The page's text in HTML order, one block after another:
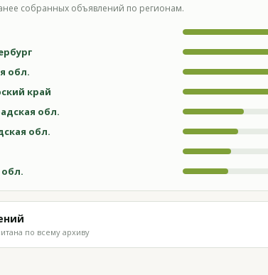
собранных объявлений по регионам.
обл.
край
обл.
обл.
по всему архиву